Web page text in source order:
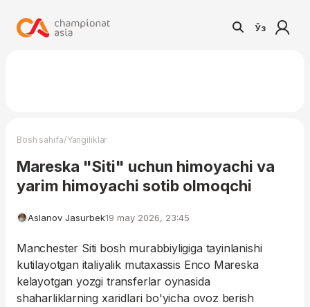
Ўз
Bosh sahifa/Yangiliklar
Mareska "Siti" uchun himoyachi va
yarim himoyachi sotib olmoqchi
Aslanov Jasurbek19 may 2026, 23:45
Manchester Siti bosh murabbiyligiga tayinlanishi
kutilayotgan italiyalik mutaxassis Enco Mareska
kelayotgan yozgi transferlar oynasida
shaharliklarning xaridlari bo'yicha ovoz berish